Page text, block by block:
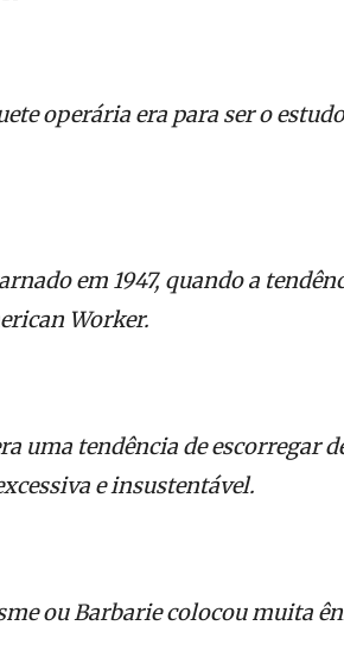
operária era para ser o
em 1947, quando a
Worker.
uma tendência de escorregar
e insustentável.
ou Barbarie colocou muita